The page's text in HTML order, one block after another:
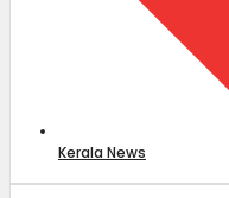
Kerala News